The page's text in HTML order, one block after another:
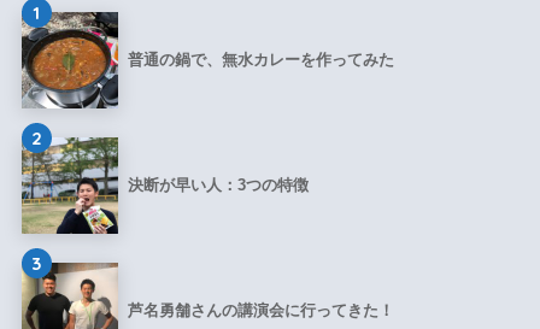
1
普通の鍋で、無水カレーを作ってみた
2
決断が早い人：3つの特徴
3
芦名勇舗さんの講演会に行ってきた！